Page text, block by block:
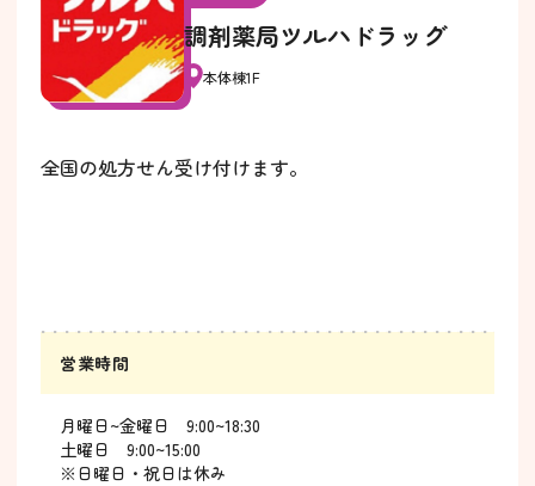
調剤薬局ツルハドラッグ
本体棟1F
全国の処方せん受け付けます。
営業時間
月曜日~金曜日 9:00~18:30
土曜日 9:00~15:00
※日曜日・祝日は休み